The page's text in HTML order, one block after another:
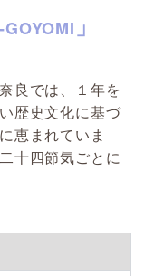
」
良では、１年を
歴史文化に基づ
恵まれていま
十四節気ごとに